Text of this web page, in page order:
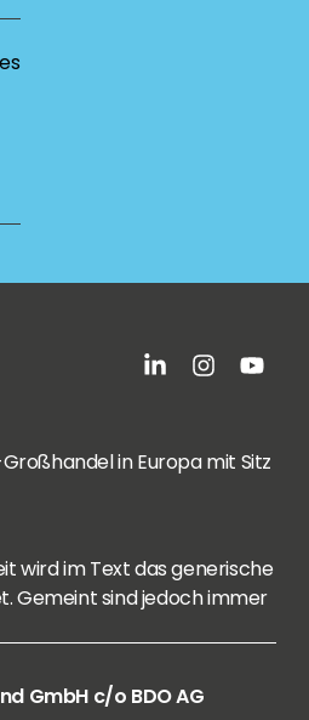
in Europa mit Sitz
wird im Text das generische
Gemeint sind jedoch immer
GmbH c/o BDO AG